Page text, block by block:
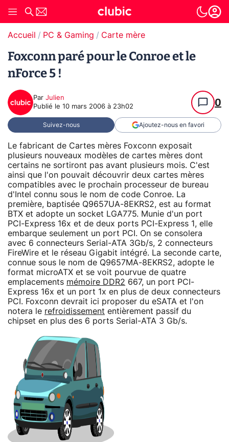
Accueil PC & Gaming Carte mère
Foxconn paré pour le Conroe et le
nForce 5 !
Par Julien
Publié le 10 mars 2006 à 23h02 0
Suivez-nous Ajoutez-nous en favori
Le fabricant de Cartes mères Foxconn exposait
plusieurs nouveaux modèles de cartes mères dont
certains ne sortiront pas avant plusieurs mois. C'est
ainsi que l'on pouvait découvrir deux cartes mères
compatibles avec le prochain processeur de bureau
d'Intel connu sous le nom de code Conroe. La
première, baptisée Q9657UA-8EKRS2, est au format
BTX et adopte un socket LGA775. Munie d'un port
PCI-Express 16x et de deux ports PCI-Express 1, elle
embarque seulement un port PCI. On se consolera
avec 6 connecteurs Serial-ATA 3Gb/s, 2 connecteurs
FireWire et le réseau Gigabit intégré. La seconde carte,
connue sous le nom de Q9657MA-8EKRS2, adopte le
format microATX et se voit pourvue de quatre
emplacements mémoire DDR2 667, un port PCI-
Express 16x et un port 1x en plus de deux connecteurs
PCI. Foxconn devrait ici proposer du eSATA et l'on
notera le refroidissement entièrement passif du
chipset en plus des 6 ports Serial-ATA 3 Gb/s.